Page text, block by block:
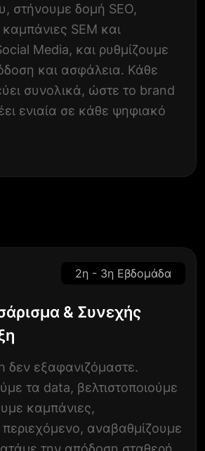
στήνουμε δομή SEO,
SEM και
Media, και ρυθμίζουμε
και ασφάλεια. Κάθε
συνολικά, ώστε το brand
ενιαία σε κάθε ψηφιακό
2η - 3η Εβδομάδα
& Συνεχής
δεν εξαφανιζόμαστε.
τα data, βελτιστοποιούμε
καμπάνιες,
αναβαθμίζουμε